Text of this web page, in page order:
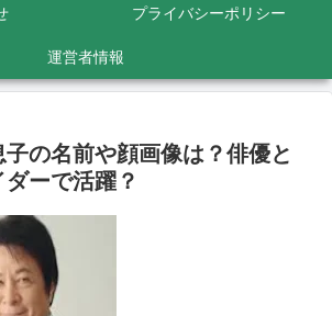
プライバシーポリシー
運営者情報
子の名前や顔画像は？俳優と
ーで活躍？